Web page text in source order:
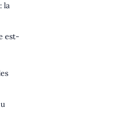
la
est-